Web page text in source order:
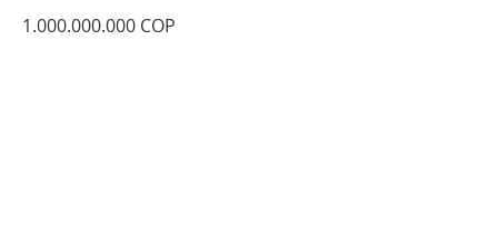
1.000.000.000 COP